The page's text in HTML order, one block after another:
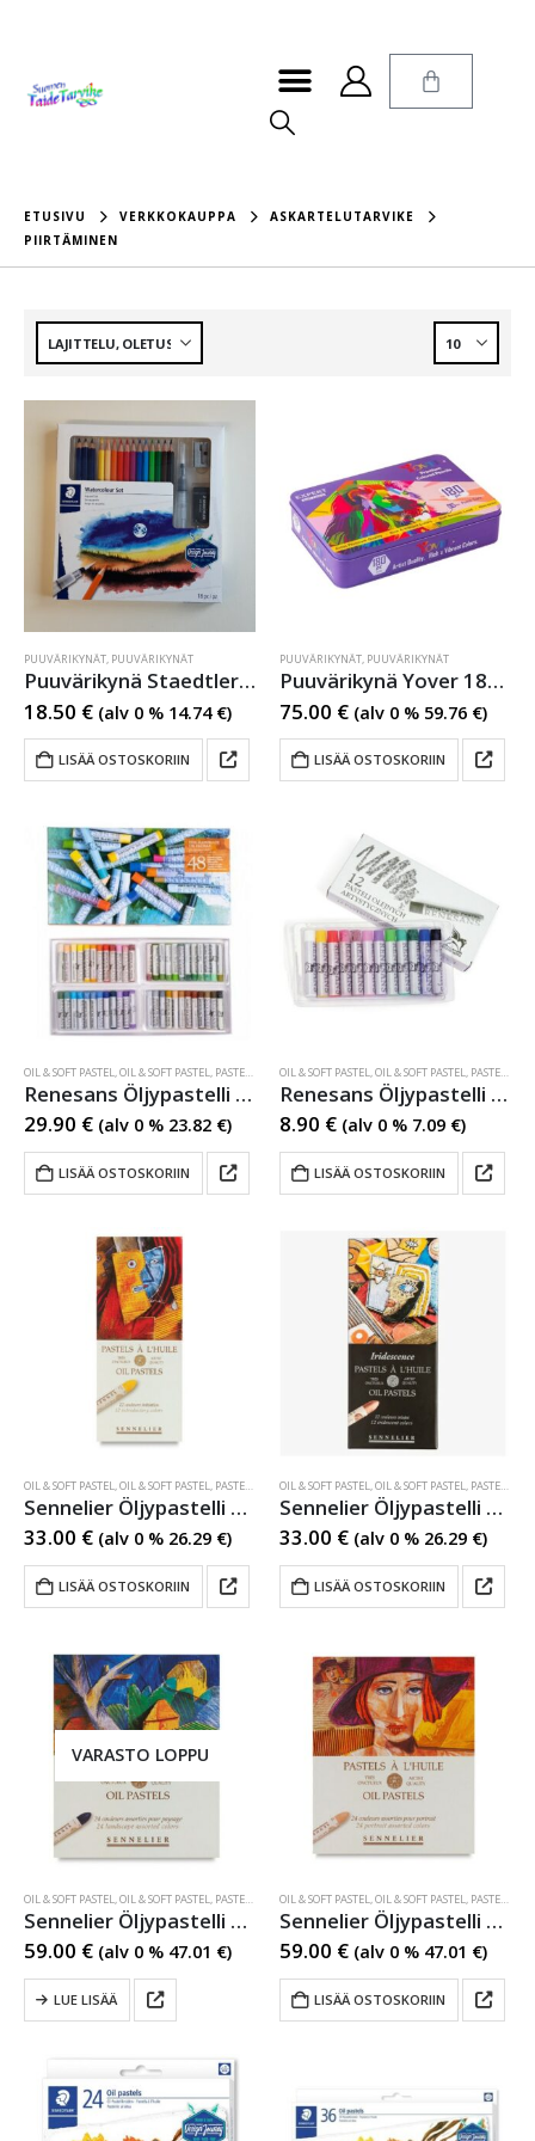
ETUSIVU VERKKOKAUPPA
ASKARTELUTARVIKE
PIIRTÄMINEN
PUUVÄRIKYNÄT, PUUVÄRIKYNÄT
Puuvärikynä Staedtler 12 väriä laveerattavat
18.50 € (alv 0 % 14.74 €)
LISÄÄ OSTOSKORIIN
PUUVÄRIKYNÄT, PUUVÄRIKYNÄT
Puuvärikynä Yover 180 värikynää
75.00 € (alv 0 % 59.76 €)
LISÄÄ OSTOSKORIIN
OIL & SOFT PASTEL,OIL & SOFT PASTEL, PASTELLI- JA VAHAKYNÄT ,PASTELLI- JA VAHAKYNÄT
Renesans Öljypastelli 48 väriä
29.90 € (alv 0 % 23.82 €)
LISÄÄ OSTOSKORIIN
OIL & SOFT PASTEL,OIL & SOFT PASTEL, PASTELLI- JA VAHAKYNÄT
Renesans Öljypastelli flowers 12 väriä
8.90 € (alv 0 % 7.09 €)
LISÄÄ OSTOSKORIIN
OIL & SOFT PASTEL,OIL & SOFT PASTEL, PASTELLI- JA VAHAKYNÄT ,PASTELLI- JA VAHAKYNÄT
Sennelier Öljypastelli 12 värin Introductory sarja
33.00 € (alv 0 % 26.29 €)
LISÄÄ OSTOSKORIIN
OIL & SOFT PASTEL,OIL & SOFT PASTEL, PASTELLI- JA VAHAKYNÄT
Sennelier Öljypastelli 12 värin Iridescent sarja
33.00 € (alv 0 % 26.29 €)
LISÄÄ OSTOSKORIIN
VARASTO LOPPU
OIL & SOFT PASTEL,OIL & SOFT PASTEL, PASTELLI- JA VAHAKYNÄT ,PASTELLI- JA VAHAKYNÄT
Sennelier Öljypastelli 24 värin Landscape sarja
59.00 € (alv 0 % 47.01 €)
LUE LISÄÄ
OIL & SOFT PASTEL,OIL & SOFT PASTEL, PASTELLI- JA VAHAKYNÄT
Sennelier Öljypastelli 24 värin Portrait sarja
59.00 € (alv 0 % 47.01 €)
LISÄÄ OSTOSKORIIN